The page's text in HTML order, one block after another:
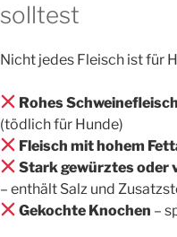
solltest
Nicht jedes Fleisch ist für
Rohes Schweinefleisch
(tödlich für Hunde)
Fleisch mit hohem
Stark gewürztes oder
– enthält Salz und
Gekochte Knochen –